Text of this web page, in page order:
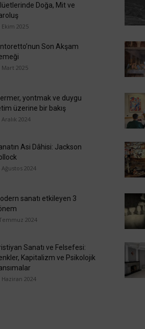
Doğa, Mit ve
Ekim 2025
Son Akşam
Mart 2025
yontmak ve duygu
üzerine bir bakış
Aralık 2024
Asi Dâhisi: Jackson
Ağustos 2024
sanatı etkileyen 3
2024
Sanatı ve Felsefesi:
Kapitalizm ve Psikolojik
Haziran 2024